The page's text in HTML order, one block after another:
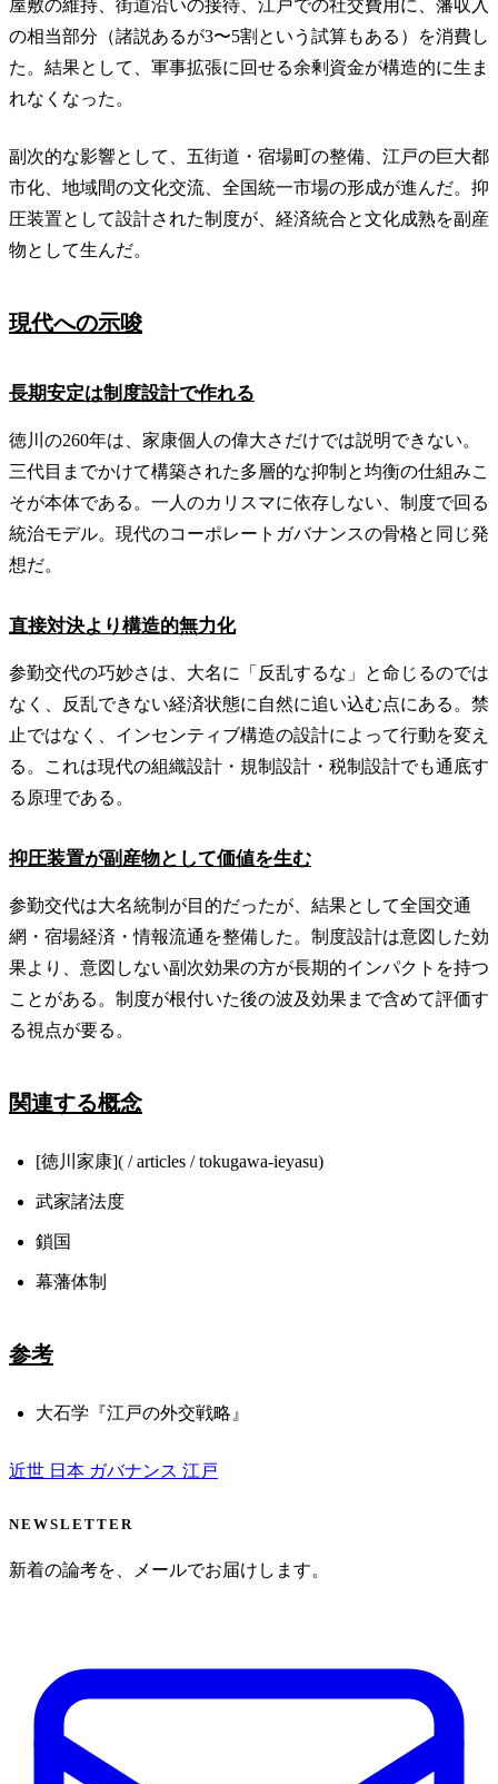
屋敷の維持、街道沿いの接待、江戸での社交費用に、藩収入
の相当部分（諸説あるが3〜5割という試算もある）を消費し
た。結果として、軍事拡張に回せる余剰資金が構造的に生ま
れなくなった。
副次的な影響として、五街道・宿場町の整備、江戸の巨大都
市化、地域間の文化交流、全国統一市場の形成が進んだ。抑
圧装置として設計された制度が、経済統合と文化成熟を副産
物として生んだ。
現代への示唆
長期安定は制度設計で作れる
徳川の260年は、家康個人の偉大さだけでは説明できない。
三代目までかけて構築された多層的な抑制と均衡の仕組みこ
そが本体である。一人のカリスマに依存しない、制度で回る
統治モデル。現代のコーポレートガバナンスの骨格と同じ発
想だ。
直接対決より構造的無力化
参勤交代の巧妙さは、大名に「反乱するな」と命じるのでは
なく、反乱できない経済状態に自然に追い込む点にある。禁
止ではなく、インセンティブ構造の設計によって行動を変え
る。これは現代の組織設計・規制設計・税制設計でも通底す
る原理である。
抑圧装置が副産物として価値を生む
参勤交代は大名統制が目的だったが、結果として全国交通
網・宿場経済・情報流通を整備した。制度設計は意図した効
果より、意図しない副次効果の方が長期的インパクトを持つ
ことがある。制度が根付いた後の波及効果まで含めて評価す
る視点が要る。
関連する概念
[徳川家康]( / articles / tokugawa-ieyasu)
武家諸法度
鎖国
幕藩体制
参考
大石学『江戸の外交戦略』
近世 日本 ガバナンス 江戸
NEWSLETTER
新着の論考を、メールでお届けします。